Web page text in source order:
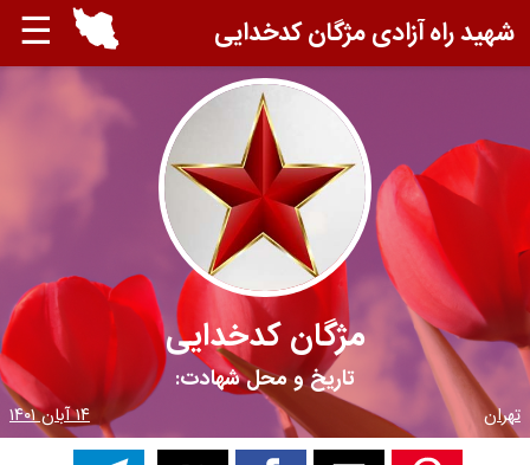
☰ شهید راه آزادی مژگان کدخدایی
مژگان کدخدایی
تاریخ و محل شهادت:
تهران ۱۴ آبان ۱۴۰۱